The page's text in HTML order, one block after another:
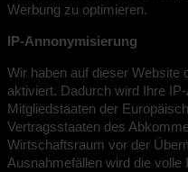
Werbung zu optimieren.
IP-Annonymisierung
Wir haben auf dieser Website
aktiviert. Dadurch wird Ihre
Mitgliedstaaten der
Vertragsstaaten des
Wirtschaftsraum vor der
Ausnahmefällen wird die